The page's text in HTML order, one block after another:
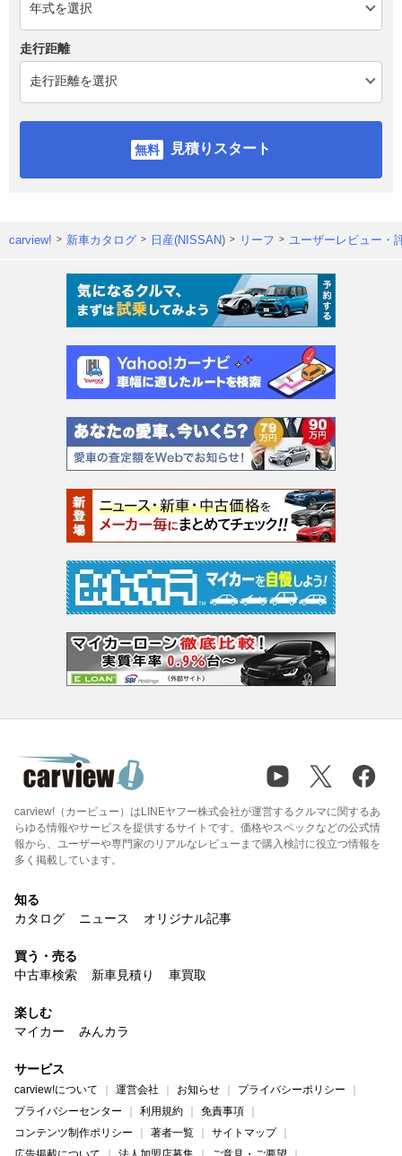
走行距離
見積りスタート
carview! 新車カタログ 日産(NISSAN) リーフ ユーザーレビュー・
carview!（カービュー）はLINEヤフー株式会社が運営するクルマに関するあ
らゆる情報やサービスを提供するサイトです。価格やスペックなどの公式情
報から、ユーザーや専門家のリアルなレビューまで購入検討に役立つ情報を
多く掲載しています。
知る
カタログ
ニュース オリジナル記事
買う・売る
中古車検索
新車見積り 車買取
楽しむ
マイカー
みんカラ
サービス
carview!について 運営会社 お知らせ
プライバシーポリシー
プライバシーセンター
利用規約
免責事項
コンテンツ制作ポリシー
著者一覧
サイトマップ